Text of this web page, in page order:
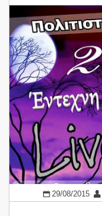
29/08/2015